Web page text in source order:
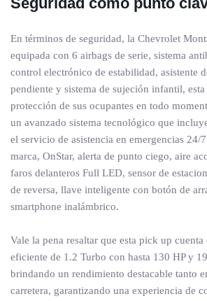
En términos de seguridad, la Chevrolet
equipada con 6 airbags de serie, sistema
control electrónico de estabilidad, asistente
pendiente y sistema de sujeción infantil,
protección de sus ocupantes en todo
un avanzado sistema tecnológico que
el servicio de asistencia en emergencias 24/
marca, OnStar, alerta de punto ciego, aire
faros delanteros Full LED, sensor de
de reversa, llave inteligente con botón de
smartphone inalámbrico.
Vale la pena resaltar que esta pick up
eficiente de 1.2 Turbo con hasta 130 HP y
brindando un rendimiento destacable tanto
carretera, garantizando una experiencia de